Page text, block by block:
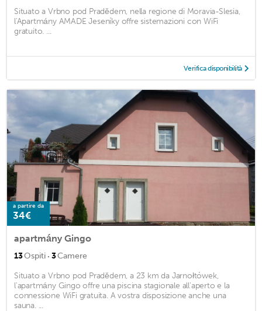
Situato a Vrbno pod Pradědem, nella regione di Moravia-Slesia,
l'Apartmány AMADE Jeseníky offre sistemazioni con WiFi
gratuito. ...
Verifica disponibilità
a partire da
34€
apartmány Gingo
13Ospiti · 3Camere
Situato a Vrbno pod Pradědem, a 23 km da Jarnołtówek,
l'apartmány Gingo offre una piscina stagionale all'aperto e la
connessione WiFi gratuita. A vostra disposizione anche una
sauna. ...